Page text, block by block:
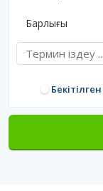
Барлығы